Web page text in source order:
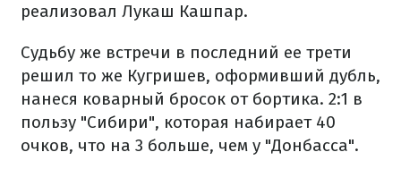
реализовал Лукаш Кашпар.
Судьбу же встречи в последний ее трети
решил то же Кугришев, оформивший дубль,
нанеся коварный бросок от бортика. 2:1 в
пользу "Сибири", которая набирает 40
очков, что на 3 больше, чем у "Донбасса".